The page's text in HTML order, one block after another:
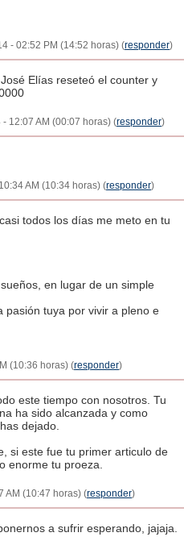
- 02:52 PM (14:52 horas) (responder)
Elías reseteó el counter y
12:07 AM (00:07 horas) (responder)
AM (10:34 horas) (responder)
todos los días me meto en tu
en lugar de un simple
pasión tuya por vivir a pleno e
(10:36 horas) (responder)
este tiempo con nosotros. Tu
ha sido alcanzada y como
dejado.
si este fue tu primer articulo de
enorme tu proeza.
AM (10:47 horas) (responder)
a sufrir esperando, jajaja.